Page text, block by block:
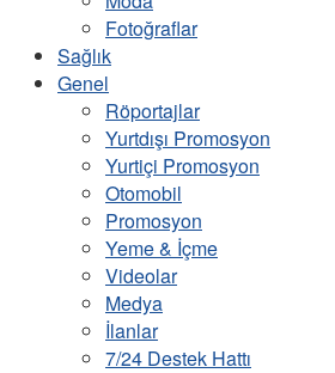
Fotoğraflar
Sağlık
Genel
Röportajlar
Yurtdışı Promosyon
Yurtiçi Promosyon
Otomobil
Promosyon
Yeme & İçme
Videolar
Medya
İlanlar
7/24 Destek Hattı